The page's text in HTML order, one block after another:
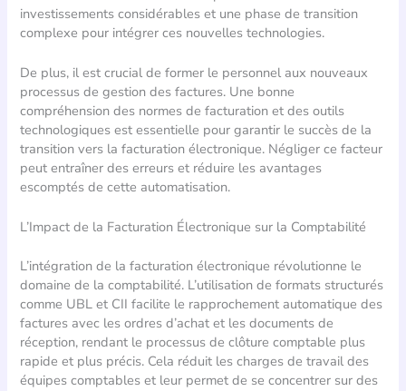
investissements considérables et une phase de transition
complexe pour intégrer ces nouvelles technologies.
De plus, il est crucial de former le personnel aux nouveaux
processus de gestion des factures. Une bonne
compréhension des normes de facturation et des outils
technologiques est essentielle pour garantir le succès de la
transition vers la facturation électronique. Négliger ce facteur
peut entraîner des erreurs et réduire les avantages
escomptés de cette automatisation.
L’Impact de la Facturation Électronique sur la Comptabilité
L’intégration de la facturation électronique révolutionne le
domaine de la comptabilité. L’utilisation de formats structurés
comme UBL et CII facilite le rapprochement automatique des
factures avec les ordres d’achat et les documents de
réception, rendant le processus de clôture comptable plus
rapide et plus précis. Cela réduit les charges de travail des
équipes comptables et leur permet de se concentrer sur des